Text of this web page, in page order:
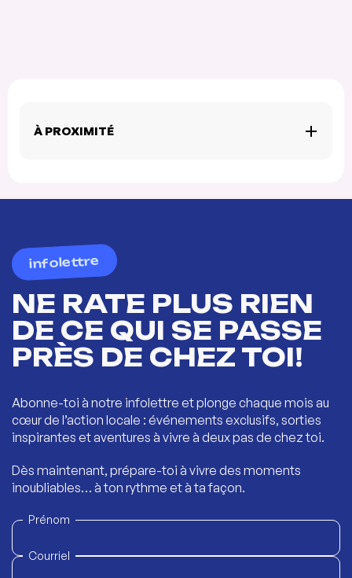
À PROXIMITÉ
infolettre
NE RATE PLUS RIEN
DE CE QUI SE PASSE
PRÈS DE CHEZ TOI!
Abonne-toi à notre infolettre et plonge chaque mois au
cœur de l’action locale : événements exclusifs, sorties
inspirantes et aventures à vivre à deux pas de chez toi.
Dès maintenant, prépare-toi à vivre des moments
inoubliables… à ton rythme et à ta façon.
Prénom
Courriel